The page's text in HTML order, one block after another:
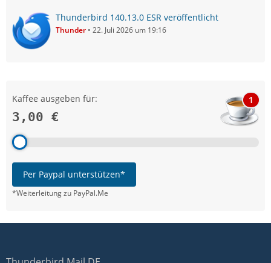
Thunderbird 140.13.0 ESR veröffentlicht
Thunder 22. Juli 2026 um 19:16
Kaffee ausgeben für:
3,00 €
1
Per Paypal unterstützen*
*Weiterleitung zu PayPal.Me